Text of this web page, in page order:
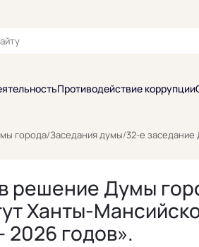
Противодействие коррупции
города/Заседания думы/32-е
решение Думы
Ханты-
2026 годов».